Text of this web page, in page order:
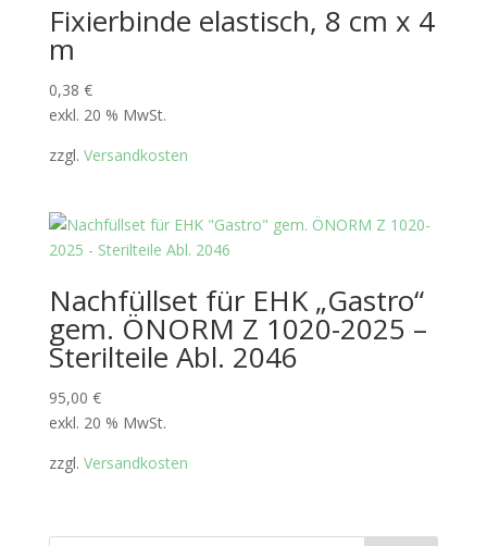
Fixierbinde elastisch, 8 cm x 4
m
0,38 €
exkl. 20 % MwSt.
zzgl. Versandkosten
Nachfüllset für EHK „Gastro“
gem. ÖNORM Z 1020-2025 –
Sterilteile Abl. 2046
95,00 €
exkl. 20 % MwSt.
zzgl. Versandkosten